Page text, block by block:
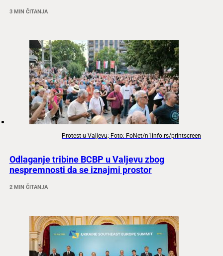
3 MIN ČITANJA
Protest u Valjevu; Foto: FoNet/n1info.rs/printscreen
Odlaganje tribine BCBP u Valjevu zbog
nespremnosti da se iznajmi prostor
2 MIN ČITANJA